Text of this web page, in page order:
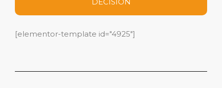
[elementor-template id="4925"]